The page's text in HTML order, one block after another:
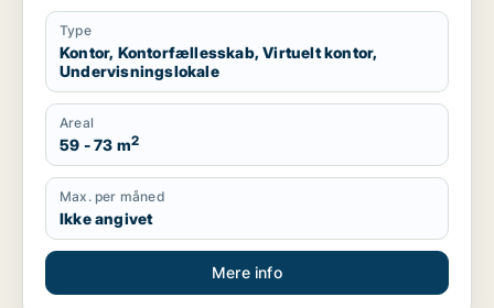
Type
Kontor, Kontorfællesskab, Virtuelt kontor,
Undervisningslokale
Areal
59 - 73 m2
Max. per måned
Ikke angivet
Mere info